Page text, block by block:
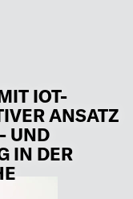
IOT-
ANSATZ
UND
IN DER